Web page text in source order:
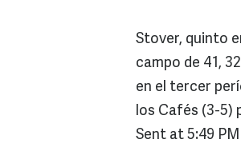
Stover, quinto
campo de 41,
en el tercer
los Cafés (3-5)
Sent at 5:49